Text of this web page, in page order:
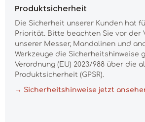
Produktsicherheit
Die Sicherheit unserer Kunden hat
Priorität. Bitte beachten Sie vor der
unserer Messer, Mandolinen und
Werkzeuge die Sicherheitshinweise
Verordnung (EU) 2023/988 über die
Produktsicherheit (GPSR).
→ Sicherheitshinweise jetzt